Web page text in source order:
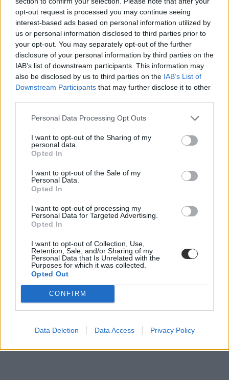
opt-out request is processed you may continue seeing
interest-based ads based on personal information utilized by
us or personal information disclosed to third parties prior to
your opt-out. You may separately opt-out of the further
disclosure of your personal information by third parties on the
IAB’s list of downstream participants. This information may
also be disclosed by us to third parties on the IAB’s List of
Downstream Participants that may further disclose it to other
Personal Data Processing Opt Outs
I want to opt-out of the Sharing of my
personal data.
Opted In
I want to opt-out of the Sale of my
Personal Data.
Opted In
I want to opt-out of processing my
Personal Data for Targeted Advertising.
Opted In
I want to opt-out of Collection, Use,
Retention, Sale, and/or Sharing of my
Personal Data that Is Unrelated with the
Purposes for which it was collected.
Opted Out
CONFIRM
Data Deletion Data Access Privacy Policy
érettségi 2026
mozgóképkultúra és médiaismeret